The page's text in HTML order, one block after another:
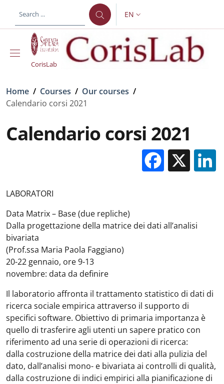
LANGUAGE SWITCHER:
EN
CorisLab
Breadcrumb
Home / Courses / Our courses /
Calendario corsi 2021
Calendario corsi 2021
X
LABORATORI
Data Matrix – Base (due repliche)
Dalla progettazione della matrice dei dati all’analisi
bivariata
(Prof.ssa Maria Paola Faggiano)
20-22 gennaio, ore 9-13
novembre: data da definire
Il laboratorio affronta il trattamento statistico di dati di
ricerca sociale empirica attraverso il supporto di
specifici software. Obiettivo di primaria importanza è
quello di trasferire agli utenti un sapere pratico con
riferimento ad una serie di operazioni di ricerca:
dalla costruzione della matrice dei dati alla pulizia del
dato, dall’analisi mono- e bivariata ai controlli di qualità,
dalla costruzione di indici empirici alla pianificazione di